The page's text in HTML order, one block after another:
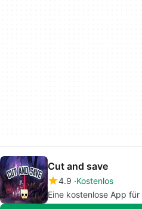
Cut and save
4.9 Kostenlos
Eine kostenlose App